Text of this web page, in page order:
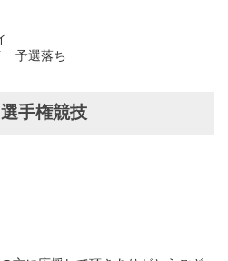
予選落ち
手権競技